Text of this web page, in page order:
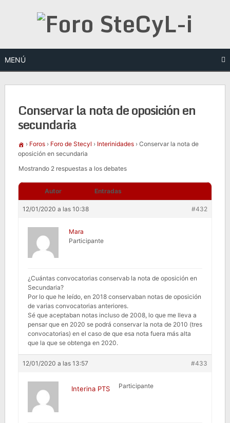
MENÚ
Conservar la nota de oposición en
secundaria
› Foros › Foro de Stecyl › Interinidades › Conservar la nota de
oposición en secundaria
Mostrando 2 respuestas a los debates
Autor Entradas
12/01/2020 a las 10:38 #432
Mara
Participante
¿Cuántas convocatorias conservab la nota de oposición en
Secundaria?
Por lo que he leído, en 2018 conservaban notas de oposición
de varias convocatorias anteriores.
Sé que aceptaban notas incluso de 2008, lo que me lleva a
pensar que en 2020 se podrá conservar la nota de 2010 (tres
convocatorias) en el caso de que esa nota fuera más alta
que la que se obtenga en 2020.
12/01/2020 a las 13:57 #433
Interina PTS Participante